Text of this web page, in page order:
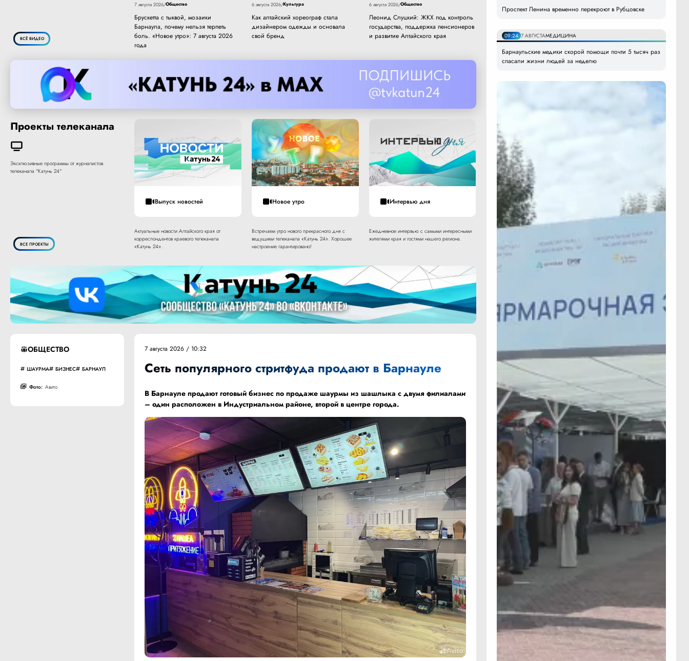
ВСЁ ВИДЕО
7 августа 2026/Общество
Брускетта с тыквой, мозаики
Барнаула, почему нельзя терпеть
боль. «Новое утро»: 7 августа 2026
года
6 августа 2026/Культура
Как алтайский хореограф стала
дизайнером одежды и основала
свой бренд
6 августа 2026/Общество
Леонид Слуцкий: ЖКХ под контроль
государства, поддержка пенсионеров
и развитие Алтайского края
Проекты телеканала
Эксклюзивные программы от журналистов
телеканала "Катунь 24"
ВСЕ ПРОЕКТЫ
Выпуск новостей
Актуальные новости Алтайского края от
корреспондентов краевого телеканала
«Катунь 24».
Новое утро
Встречаем утро нового прекрасного дня с
ведущими телеканала «Катунь 24». Хорошее
настроение гарантировано!
Интервью дня
Ежедневное интервью с самыми интересными
жителями края и гостями нашего региона.
ОБЩЕСТВО
ШАУРМА БИЗНЕС БАРНАУЛ
Фото: Авито
7 августа 2026 / 10:32
Сеть популярного стритфуда продают в Барнауле
В Барнауле продают готовый бизнес по продаже шаурмы из шашлыка с двумя филиалами
– один расположен в Индустриальном районе, второй в центре города.
Проспект Ленина временно перекроют в Рубцовске
09:24 7 АВГУСТАМЕДИЦИНА
Барнаульские медики скорой помощи почти 5 тысяч раз
спасали жизни людей за неделю